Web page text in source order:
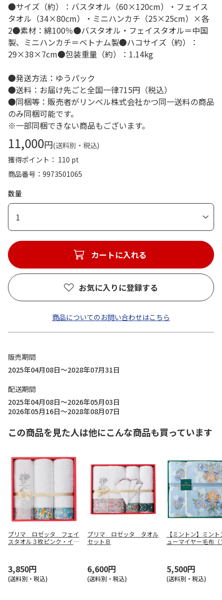
●サイズ（約）：バスタオル（60×120cm）・フェイス
タオル（34×80cm）・ミニハンカチ（25×25cm）×各
2●素材：綿100％●バスタオル・フェイスタオル＝中国
製、ミニハンカチ＝ベトナム製●ハコサイズ（約）：
29×38×7cm●包装重量（約）：1.14kg
●発送方法：ゆうパック
●送料：お届け先ごと全国一律715円（税込）
●同梱等：販売者がリンベル株式会社かつ同一送料の商品
のみ同梱可能です。
※一部同梱できない商品もございます。
11,000円(送料別・税込)
獲得ポイント： 110 pt
商品番号
9973501065
数量
1
カートに入れる
お気に入りに登録する
商品についてのお問い合わせはこちら
販売期間
2025年04月08日～2028年07月31日
配送期間
2025年04月08日～2026年05月03日
2026年05月16日～2028年08月07日
この商品を見た人は他にこんな商品も買っています
プリマ ロゼッタ フェイ
スタオル３枚ピンク・イエ
3,850円
(送料別・税込)
プリマ ロゼッタ タオル
セットＢ
6,600円
(送料別・税込)
【ミントン】ミン
ューマイヤー毛布（
5,500円
(送料別・税込)